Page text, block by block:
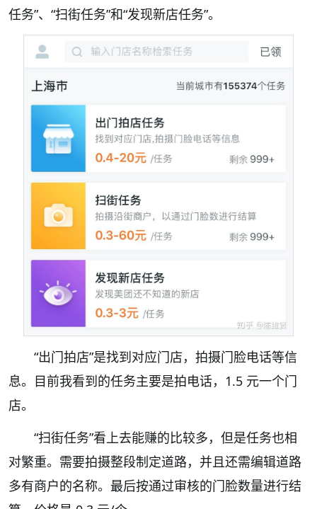
任务”、“扫街任务”和“发现新店任务”。
“出门拍店”是找到对应门店，拍摄门脸电话等信
息。目前我看到的任务主要是拍电话，1.5 元一个门
店。
“扫街任务”看上去能赚的比较多，但是任务也相
对繁重。需要拍摄整段制定道路，并且还需编辑道路
多有商户的名称。最后按通过审核的门脸数量进行结